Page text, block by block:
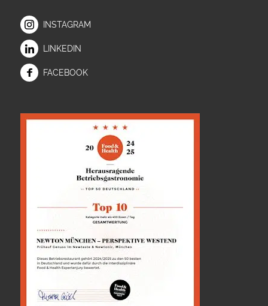
INSTAGRAM
LINKEDIN
FACEBOOK